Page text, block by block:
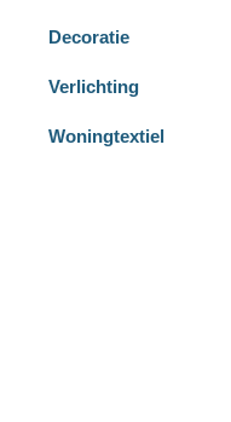
Decoratie
Verlichting
Woningtextiel